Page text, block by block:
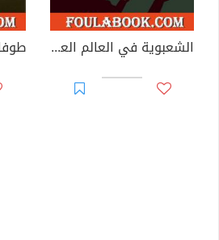
الشعبوية في العالم العربي: حالة تونس 2019–2024